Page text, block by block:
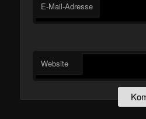
E-Mail-Adresse
Website